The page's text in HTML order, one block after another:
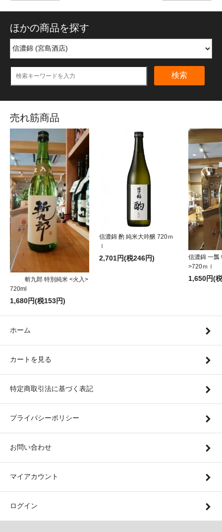
ほかの商品を探す
検索
売れ筋商品
斬九郎 特別純米 <火入>
720ml
1,680円(税153円)
信濃錦 酌 純米大吟醸 720ｍ
ｌ
2,701円(税246円)
信濃錦 一瓢
>720ｍｌ
1,650円(
ホーム
カートを見る
特定商取引法に基づく表記
プライバシーポリシー
お問い合わせ
マイアカウント
ログイン